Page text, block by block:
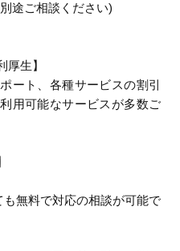
途ご相談ください)
厚生】
ート、各種サービスの割引
用可能なサービスが多数ご
無料で対応の相談が可能で